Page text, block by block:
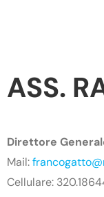
ASS.
Direttore
Mail:
Cellulare: